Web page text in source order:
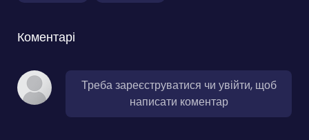
Коментарі
Треба зареєструватися чи увійти, щоб
написати коментар